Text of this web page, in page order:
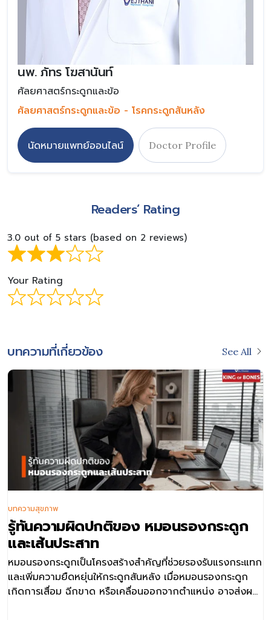
นพ. ภัทร โฆสานันท์
ศัลยศาสตร์กระดูกและข้อ
ศัลยศาสตร์กระดูกและข้อ - โรคกระดูกสันหลัง
นัดหมายแพทย์ออนไลน์ Doctor Profile
Readers’ Rating
3.0 out of 5 stars (based on 2 reviews)
Your Rating
บทความที่เกี่ยวข้อง See All
รู้ทันความผิดปกติของ หมอนรองกระดูก
และเส้นประสาท
หมอนรองกระดูกเป็นโครงสร้างสำคัญที่ช่วยรองรับแรงกระแทก
และเพิ่มความยืดหยุ่นให้กระดูกสันหลัง เมื่อหมอนรองกระดูก
เกิดการเสื่อม ฉีกขาด หรือเคลื่อนออกจากตำแหน่ง อาจส่งผล
บทความสุขภาพ